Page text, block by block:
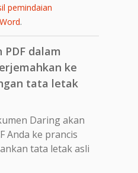
pemindaian
.
dalam
ke
tata letak
Daring akan
Anda ke prancis
tata letak asli